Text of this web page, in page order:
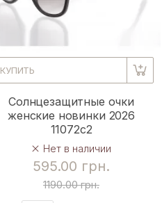
КУПИТЬ
Солнцезащитные очки
женские новинки 2026
11072c2
Нет в наличии
595.00 грн.
1190.00 грн.